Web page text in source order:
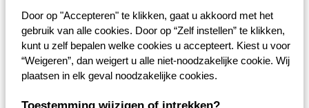
Door op "Accepteren" te klikken, gaat u akkoord met het
gebruik van alle cookies. Door op “Zelf instellen” te klikken,
kunt u zelf bepalen welke cookies u accepteert. Kiest u voor
“Weigeren”, dan weigert u alle niet-noodzakelijke cookie. Wij
plaatsen in elk geval noodzakelijke cookies.
Toestemming wijzigen of intrekken?
Kleur Rood
60,51
Druppeldop rood geschikt voor vette, olieachtige vloeistoffen